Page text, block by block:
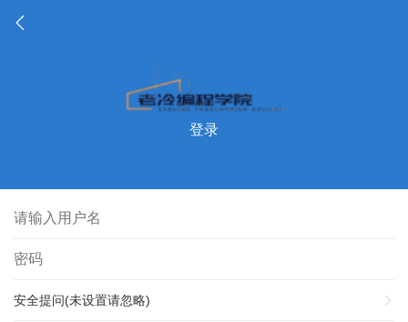
登录
安全提问(未设置请忽略)